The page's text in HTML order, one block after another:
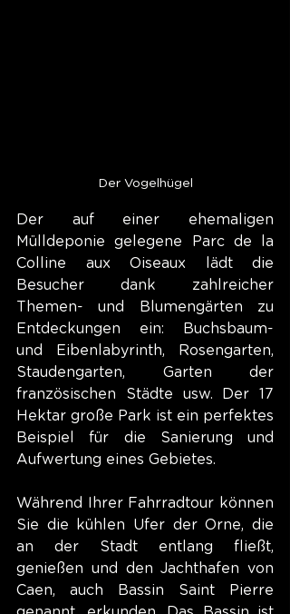
Der Vogelhügel
Der auf einer ehemaligen
Mülldeponie gelegene Parc de la
Colline aux Oiseaux lädt die
Besucher dank zahlreicher
Themen- und Blumengärten zu
Entdeckungen ein: Buchsbaum-
und Eibenlabyrinth, Rosengarten,
Staudengarten, Garten der
französischen Städte usw. Der 17
Hektar große Park ist ein perfektes
Beispiel für die Sanierung und
Aufwertung eines Gebietes.
Während Ihrer Fahrradtour können
Sie die kühlen Ufer der Orne, die
an der Stadt entlang fließt,
genießen und den Jachthafen von
Caen, auch Bassin Saint Pierre